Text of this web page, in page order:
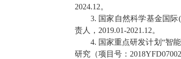
2024.12。
3. 国家自然科学基金国际(
责人， 2019.01-2021.12。
4. 国家重点研发计划“智
研究（项目号：